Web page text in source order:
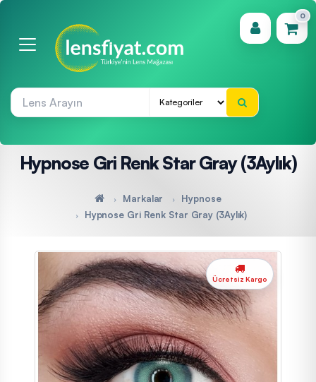
0
(0)
Hypnose Gri Renk Star Gray (3Aylık)
Markalar
Hypnose
Hypnose Gri Renk Star Gray (3Aylık)
Ücretsiz Kargo